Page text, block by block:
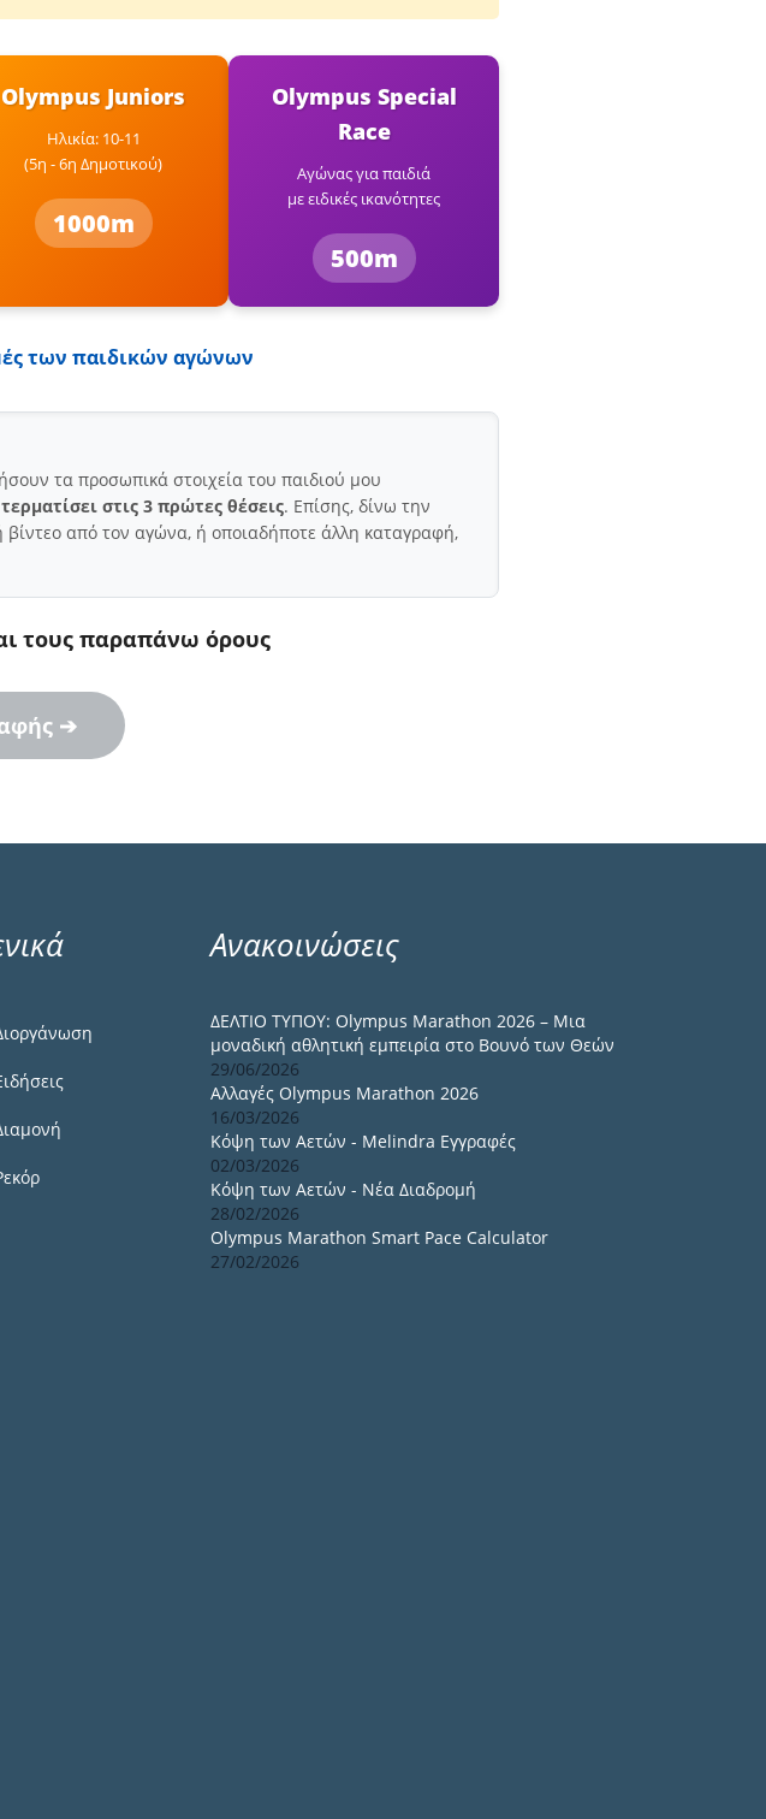
Olympus Juniors
Ηλικία: 10-11
(5η - 6η Δημοτικού)
1000m
Olympus Special
Race
Αγώνας για παιδιά
με ειδικές ικανότητες
500m
των παιδικών αγώνων
τα προσωπικά στοιχεία του παιδιού μου
στις 3 πρώτες θέσεις. Επίσης, δίνω την
από τον αγώνα, ή οποιαδήποτε άλλη καταγραφή,
τους παραπάνω όρους
➔
Ανακοινώσεις
ΔΕΛΤΙΟ ΤΥΠΟΥ: Olympus Marathon 2026 – Μια
μοναδική αθλητική εμπειρία στο Βουνό των Θεών
29/06/2026
Αλλαγές Olympus Marathon 2026
16/03/2026
Κόψη των Αετών - Melindra Εγγραφές
02/03/2026
Κόψη των Αετών - Νέα Διαδρομή
28/02/2026
Olympus Marathon Smart Pace Calculator
27/02/2026